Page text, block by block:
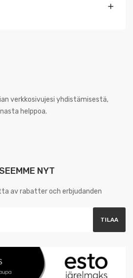

verkkosivujesi yhdistämisestä,
helppoa.
NYT
av rabatter och erbjudanden